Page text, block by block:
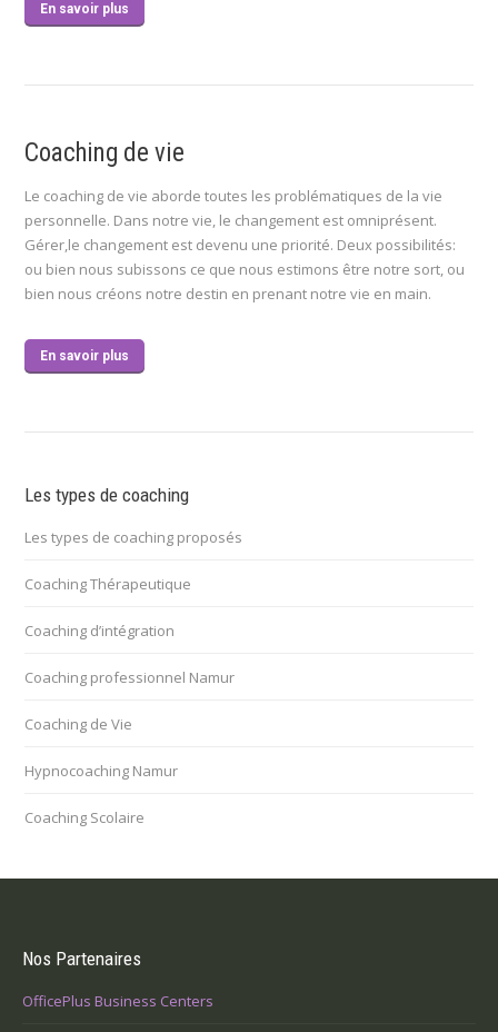
En savoir plus
Coaching de vie
Le coaching de vie aborde toutes les problématiques de la vie
personnelle. Dans notre vie, le changement est omniprésent.
Gérer,le changement est devenu une priorité. Deux possibilités:
ou bien nous subissons ce que nous estimons être notre sort, ou
bien nous créons notre destin en prenant notre vie en main.
En savoir plus
Les types de coaching
Les types de coaching proposés
Coaching Thérapeutique
Coaching d’intégration
Coaching professionnel Namur
Coaching de Vie
Hypnocoaching Namur
Coaching Scolaire
Nos Partenaires
OfficePlus Business Centers